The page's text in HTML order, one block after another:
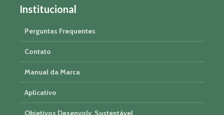
Institucional
Perguntas Frequentes
Contato
Manual da Marca
Aplicativo
Objetivos Desenvolv. Sustentável